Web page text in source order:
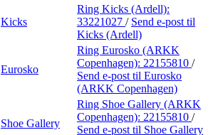
Kicks
Ring Kicks (Ardell):
33221027 / Send e-post til
Kicks (Ardell)
Eurosko
Ring Eurosko (ARKK
Copenhagen): 22155810 /
Send e-post til Eurosko
(ARKK Copenhagen)
Shoe Gallery
Ring Shoe Gallery (ARKK
Copenhagen): 22155810 /
Send e-post til Shoe Gallery